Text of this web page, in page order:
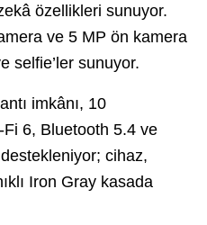
özellikleri sunuyor.
ve 5 MP ön kamera
selfie’ler sunuyor.
imkânı, 10
6, Bluetooth 5.4 ve
cihaz,
Iron Gray kasada